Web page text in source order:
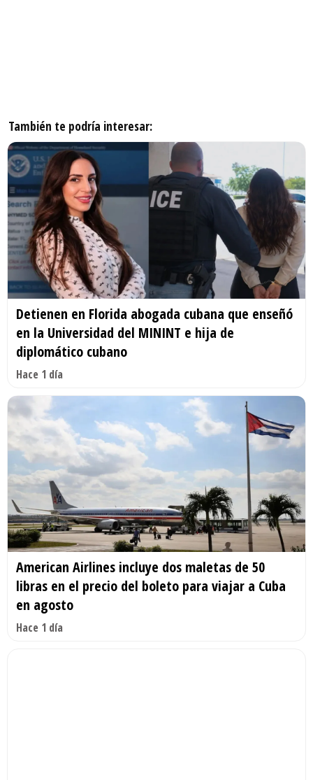
También te podría interesar:
Detienen en Florida abogada cubana que enseñó
en la Universidad del MININT e hija de
diplomático cubano
Hace 1 día
American Airlines incluye dos maletas de 50
libras en el precio del boleto para viajar a Cuba
en agosto
Hace 1 día